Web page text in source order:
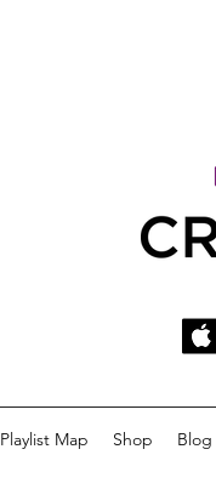
Playlist Map Shop Blog